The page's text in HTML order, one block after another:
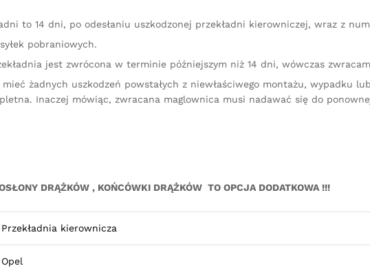
to 14 dni, po odesłaniu uszkodzonej przekładni kierowniczej, wraz z
pobraniowych.
jest zwrócona w terminie późniejszym niż 14 dni, wówczas
mieć żadnych uszkodzeń powstałych z niewłaściwego montażu, wypadku
Inaczej mówiąc, zwracana maglownica musi nadawać się do
DRĄŻKÓW , KOŃCÓWKI DRĄŻKÓW TO OPCJA DODATKOWA !!!
Przekładnia kierownicza
Opel